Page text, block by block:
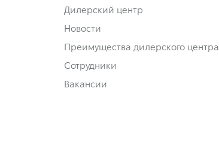
Дилерский центр
Новости
Преимущества дилерского центра
Сотрудники
Вакансии